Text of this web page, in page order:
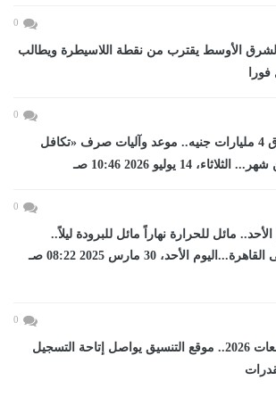
0
الأوسط يقترب من نقطة اللاسيطرة ويطالب
0
بميزانية تفوق 4 مليارات جنيه.. موعد وآليات صرف «تكافل
14 يوليو 2026 10:46 صـ
0
مائل للحرارة نهاراً مائل للبرودة ليلاً..
والعظمى فى القاهرة...اليوم الأحد، 30 مارس 2025 08:22 صـ
0
تنسيق الجامعات 2026.. موقع التنسيق يواصل إتاحة التسجيل